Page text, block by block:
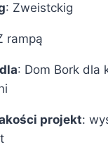
: Zweistckig
rampą
: Dom Bork dla
projekt: